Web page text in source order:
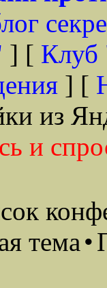
] [ Клуб
] [
из
и
тема•